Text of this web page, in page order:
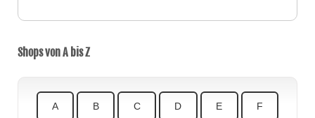
Shops von A bis Z
A B C D E F